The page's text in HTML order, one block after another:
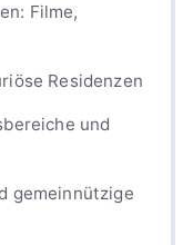
Filme,
Residenzen
und
gemeinnützige